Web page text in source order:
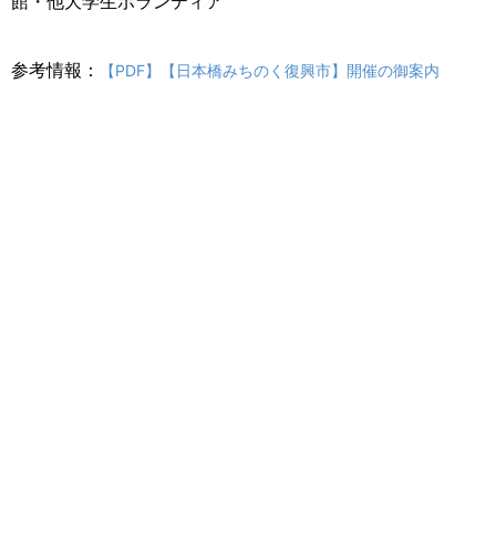
参考情報： 【PDF】【日本橋みちのく復興市】開催の御案内